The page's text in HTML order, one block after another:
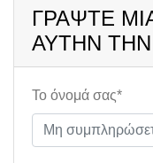
ΓΡΆΨΤΕ
ΑΥΤΉΝ ΤΗΝ
Το όνομά σας*